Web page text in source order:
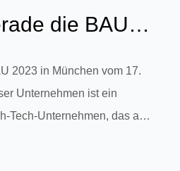
die BAU
vom 17. bis
2023 in München vom 17.
Unternehmen ist ein
Tech-Unternehmen, das auf